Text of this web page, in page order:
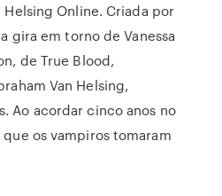
Helsing Online. Criada por
gira em torno de Vanessa
de True Blood,
Van Helsing,
Ao acordar cinco anos no
os vampiros tomaram